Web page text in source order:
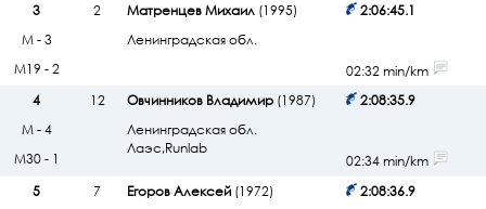
3
2 Матренцев Михаил(1995)
Ленинградская обл.
2:06:45.1
М - 3
М19 - 2
02:32 min/km
4
12 Овчинников Владимир(1987)
Ленинградская обл.
Лаэс,Runlab
2:08:35.9
М - 4
М30 - 1
02:34 min/km
5
7 Егоров Алексей(1972)
2:08:36.9